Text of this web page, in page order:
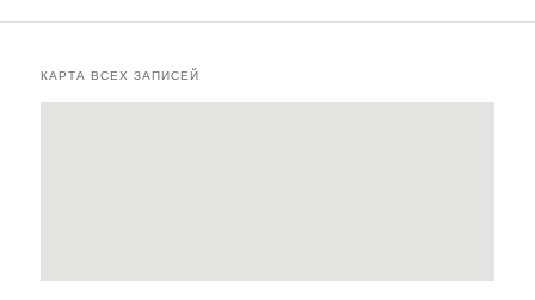
КАРТА ВСЕХ ЗАПИСЕЙ